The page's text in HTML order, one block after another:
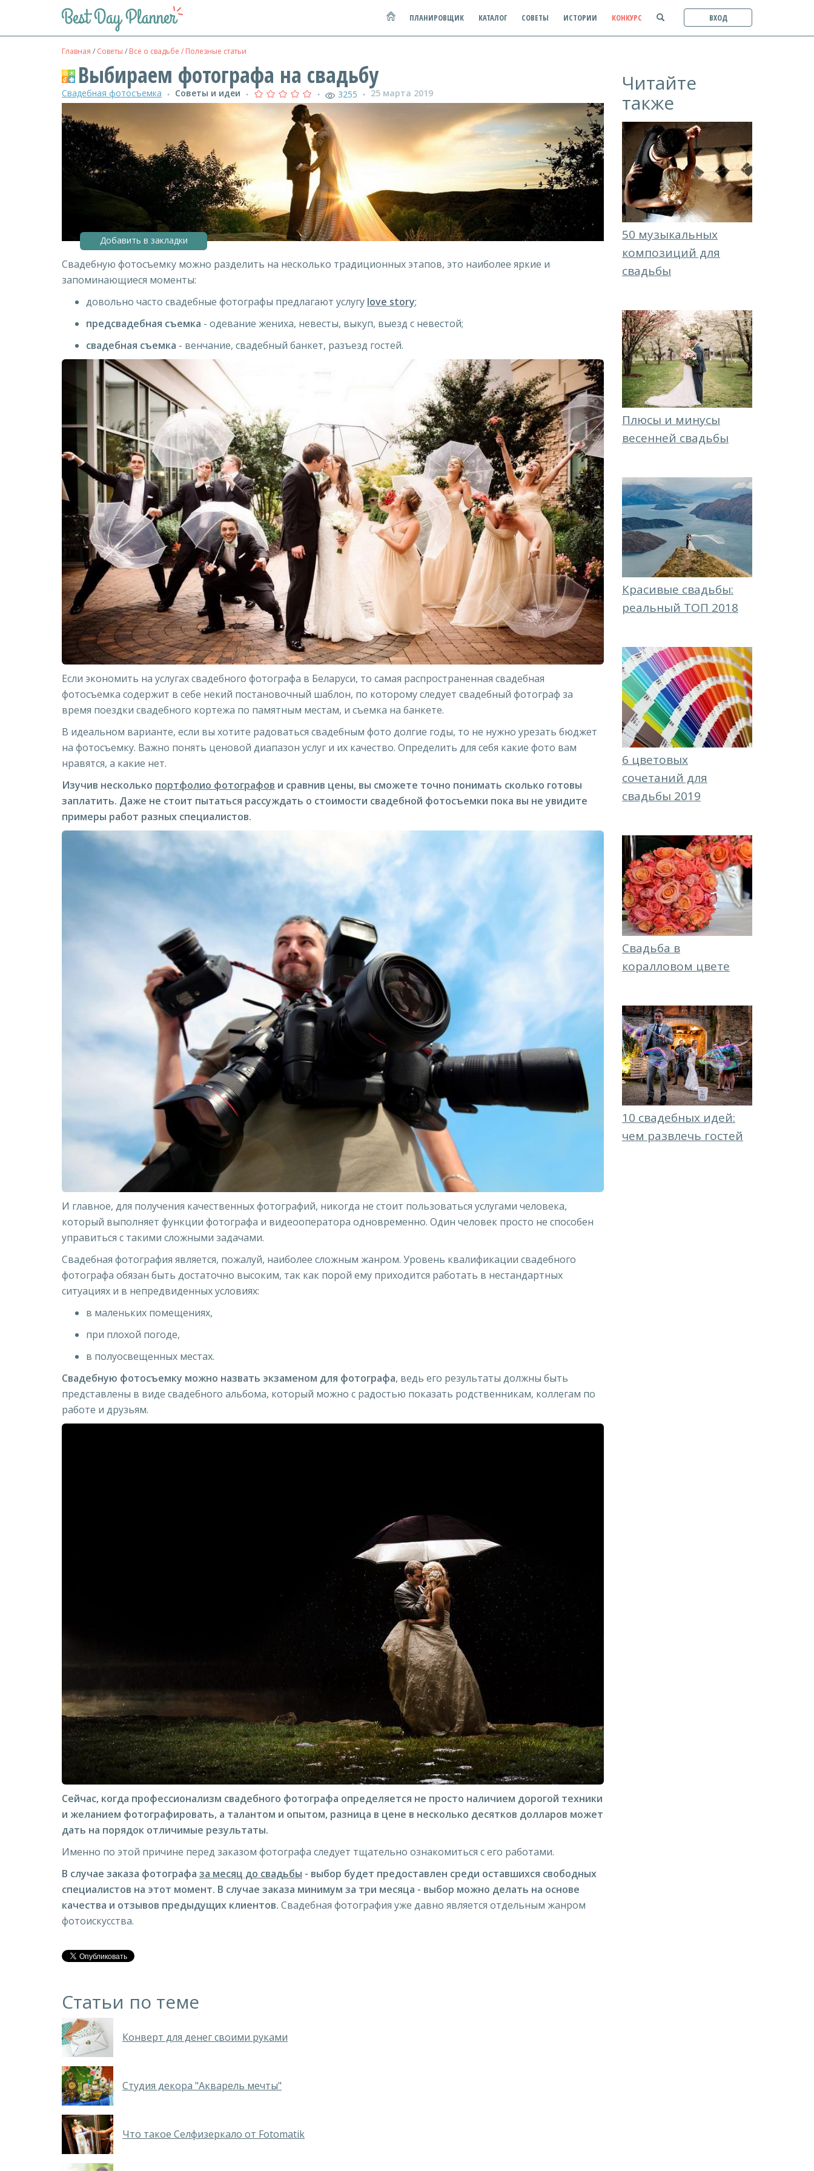
ПЛАНИРОВЩИК КАТАЛОГ СОВЕТЫ ИСТОРИИ КОНКУРС ВХОД
Главная / Советы / Все о свадьбе / Полезные статьи
Выбираем фотографа на свадьбу
Свадебная фотосъемка ● Советы и идеи ● ● 3255 ● 25 марта 2019
Добавить в закладки
Свадебную фотосъемку можно разделить на несколько традиционных этапов, это наиболее яркие и
запоминающиеся моменты:
довольно часто свадебные фотографы предлагают услугу love story;
предсвадебная съемка - одевание жениха, невесты, выкуп, выезд с невестой;
свадебная съемка - венчание, свадебный банкет, разъезд гостей.
Если экономить на услугах свадебного фотографа в Беларуси, то самая распространенная свадебная
фотосъемка содержит в себе некий постановочный шаблон, по которому следует свадебный фотограф за
время поездки свадебного кортежа по памятным местам, и съемка на банкете.
В идеальном варианте, если вы хотите радоваться свадебным фото долгие годы, то не нужно урезать бюджет
на фотосъемку. Важно понять ценовой диапазон услуг и их качество. Определить для себя какие фото вам
нравятся, а какие нет.
Изучив несколько портфолио фотографов и сравнив цены, вы сможете точно понимать сколько готовы
заплатить. Даже не стоит пытаться рассуждать о стоимости свадебной фотосъемки пока вы не увидите
примеры работ разных специалистов.
И главное, для получения качественных фотографий, никогда не стоит пользоваться услугами человека,
который выполняет функции фотографа и видеооператора одновременно. Один человек просто не способен
управиться с такими сложными задачами.
Свадебная фотография является, пожалуй, наиболее сложным жанром. Уровень квалификации свадебного
фотографа обязан быть достаточно высоким, так как порой ему приходится работать в нестандартных
ситуациях и в непредвиденных условиях:
в маленьких помещениях,
при плохой погоде,
в полуосвещенных местах.
Свадебную фотосъемку можно назвать экзаменом для фотографа, ведь его результаты должны быть
представлены в виде свадебного альбома, который можно с радостью показать родственникам, коллегам по
работе и друзьям.
Сейчас, когда профессионализм свадебного фотографа определяется не просто наличием дорогой техники
и желанием фотографировать, а талантом и опытом, разница в цене в несколько десятков долларов может
дать на порядок отличимые результаты.
Именно по этой причине перед заказом фотографа следует тщательно ознакомиться с его работами.
В случае заказа фотографа за месяц до свадьбы - выбор будет предоставлен среди оставшихся свободных
специалистов на этот момент. В случае заказа минимум за три месяца - выбор можно делать на основе
качества и отзывов предыдущих клиентов. Свадебная фотография уже давно является отдельным жанром
фотоискусства.
Статьи по теме
Конверт для денег своими руками
Студия декора "Акварель мечты"
Что такое Селфизеркало от Fotomatik
Читайте
также
50 музыкальных
композиций для
свадьбы
Плюсы и минусы
весенней свадьбы
Красивые свадьбы:
реальный ТОП 2018
6 цветовых
сочетаний для
свадьбы 2019
Свадьба в
коралловом цвете
10 свадебных идей:
чем развлечь гостей